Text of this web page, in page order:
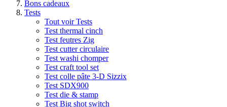
Bons cadeaux
Tests
Tout voir Tests
Test thermal cinch
Test feutres Zig
Test cutter circulaire
Test washi chomper
Test craft tool set
Test colle pâte 3-D Sizzix
Test SDX900
Test die & stamp
Test Big shot switch